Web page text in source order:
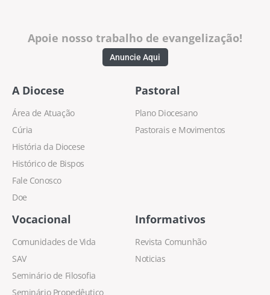
Apoie nosso trabalho de evangelização!
Anuncie Aqui
A Diocese
Área de Atuação
Cúria
História da Diocese
Histórico de Bispos
Fale Conosco
Doe
Pastoral
Plano Diocesano
Pastorais e Movimentos
Vocacional
Comunidades de Vida
SAV
Seminário de Filosofia
Seminário Propedêutico
Informativos
Revista Comunhão
Noticias